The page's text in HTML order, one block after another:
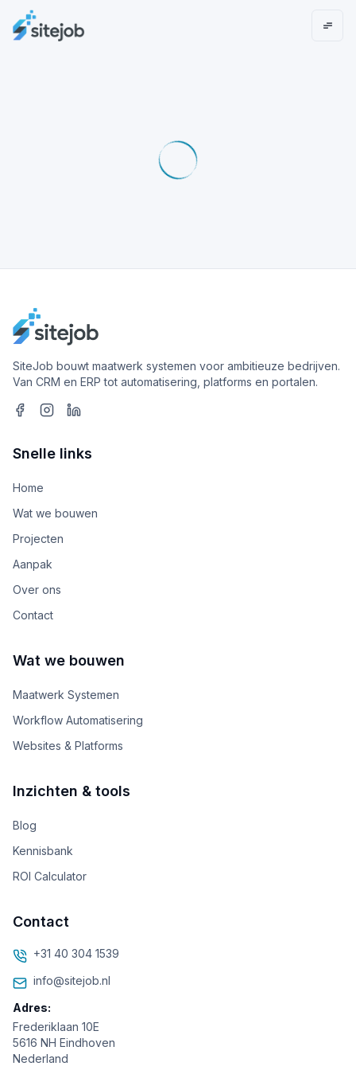
SiteJob bouwt maatwerk systemen voor ambitieuze bedrijven.
Van CRM en ERP tot automatisering, platforms en portalen.
Snelle links
Home
Wat we bouwen
Projecten
Aanpak
Over ons
Contact
Wat we bouwen
Maatwerk Systemen
Workflow Automatisering
Websites & Platforms
Inzichten & tools
Blog
Kennisbank
ROI Calculator
Contact
+31 40 304 1539
info@sitejob.nl
Adres:
Frederiklaan 10E
5616 NH Eindhoven
Nederland